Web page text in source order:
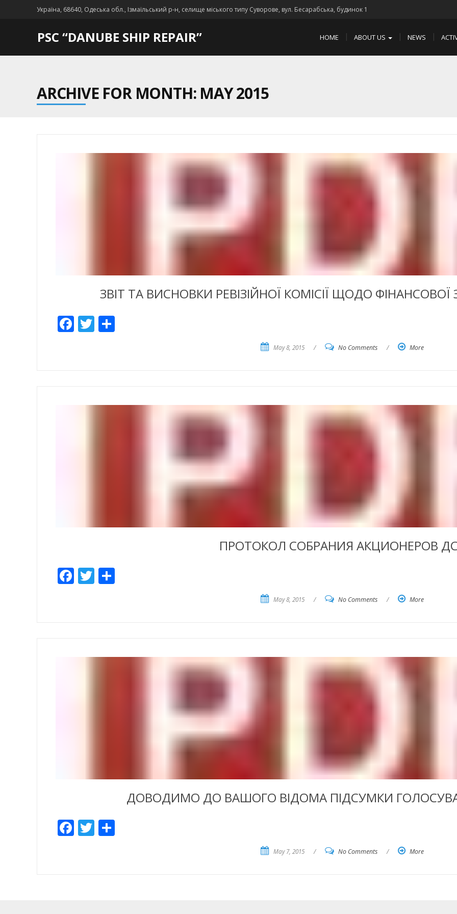
Україна, 68640, Одеська обл., Ізмаїльський р-н, селище міського типу Суворове, вул. Бесарабська, будинок 1
PSC “DANUBE SHIP REPAIR” HOME ABOUT US NEWS
ARCHIVE FOR MONTH: MAY 2015
ЗВІТ ТА ВИСНОВКИ РЕВІЗІЙНОЇ КОМІСІЇ ЩОДО ФІНАНСОВОЇ
Facebook
Twitter
Share
May 8, 2015 / No Comments / More
ПРОТОКОЛ СОБРАНИЯ АКЦИОНЕРОВ
Facebook
Twitter
Share
May 8, 2015 / No Comments / More
ДОВОДИМО ДО ВАШОГО ВІДОМА ПІДСУМКИ
Facebook
Twitter
Share
May 7, 2015 / No Comments / More